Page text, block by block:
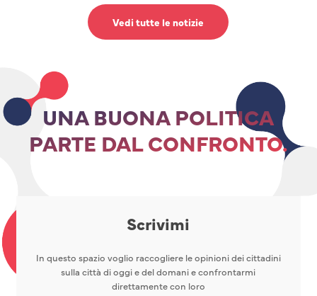
Vedi tutte le notizie
UNA BUONA POLITICA
PARTE DAL CONFRONTO.
Scrivimi
In questo spazio voglio raccogliere le opinioni dei cittadini
sulla città di oggi e del domani e confrontarmi
direttamente con loro